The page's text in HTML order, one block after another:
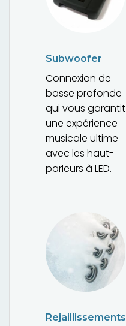
Subwoofer
Connexion de
basse profonde
qui vous garantit
une expérience
musicale ultime
avec les haut-
parleurs à LED.
Rejaillissements